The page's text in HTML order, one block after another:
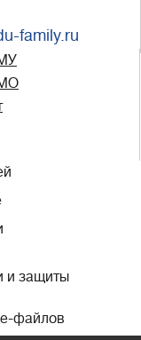
family.ru
и защиты
файлов